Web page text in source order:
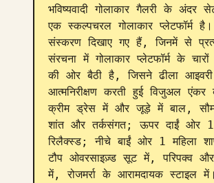
भविष्यवादी गोलाकार गैलरी के
एक स्कल्पचरल गोलाकार प्लेटफॉर्म
संस्करण दिखाए गए हैं, जिनमें से
संरचना में गोलाकार प्लेटफॉर्म के
की ओर बैठी है, जिसने ढीला
आत्मनिरीक्षण करती हुई विजुअल
क्रीम ड्रेस में और जूड़े में बाल,
शांत और तर्कसंगत; ऊपर दाईं ओर
रिलैक्स्ड; नीचे बाईं ओर 1 महिला
टौप ओवरसाइज़्ड सूट में, परिपक्व
में, रोजमर्रा के आरामदायक